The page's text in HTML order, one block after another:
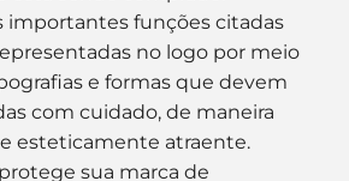
importantes funções citadas
no logo por meio
e formas que devem
com cuidado, de maneira
esteticamente atraente.
sua marca de